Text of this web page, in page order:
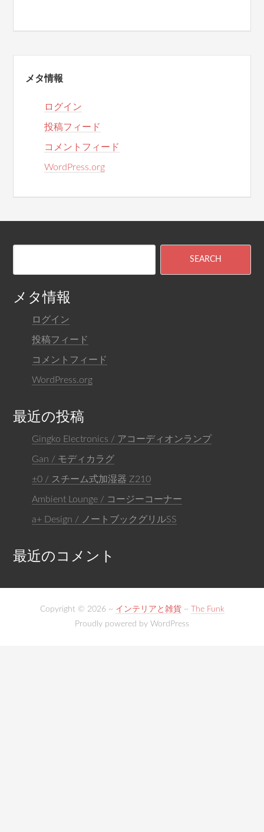
メタ情報
ログイン
投稿フィード
コメントフィード
WordPress.org
メタ情報
ログイン
投稿フィード
コメントフィード
WordPress.org
最近の投稿
Gingko Electronics / アコーディオンランプ
Gan / モディカラグ
±0 / スチーム式加湿器 Z210
Ambient Lounge / コージーコーナー
a+ Design / ノートブックグリルSS
最近のコメント
Copyright © 2026 ~ インテリアと雑貨~
The Funk
Proudly powered by WordPress